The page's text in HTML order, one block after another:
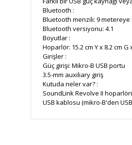
Bluetooth :
Bluetooth menzili: 9
Bluetooth versiyonu: 4.1
Boyutlar :
Hoparlör: 15.2 cm Y x 8.2 cm G
Girişler :
Güç girişi: Mikro-B USB portu
3.5-mm auxiliary giriş
Kutuda neler var? :
SoundLink Revolve II
USB kablosu (mikro-B'den